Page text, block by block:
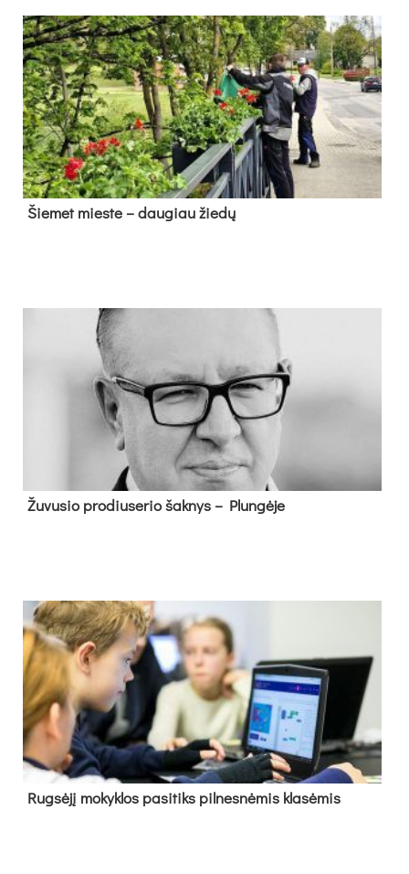
Šie­met mies­te – dau­giau žie­dų
Žu­vu­sio pro­diu­se­rio šak­nys – Plun­gė­je
Rug­sė­jį mo­kyk­los pa­si­tiks pil­nes­nė­mis kla­sė­mis